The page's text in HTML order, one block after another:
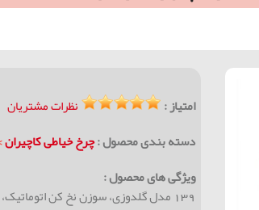
امتیاز :
نظرات مشتریان
دسته بندی محصول :چرخ خیاطی کاچیران
ویژگی های محصول :
139 مدل گلدوزی، سوزن نخ کن اتوماتیک، کارپیشبر از بالا، مناسب با سلیقه ها